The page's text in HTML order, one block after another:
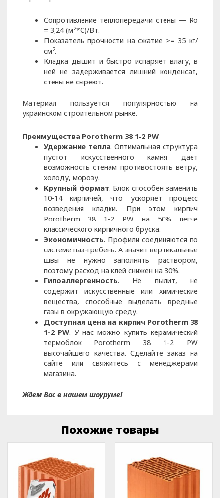
Сопротивление теплопередачи стены — Ro
= 3,24 (м2*С)/Вт.
Показатель прочности на сжатие >= 35 кг/
см2.
Кладка дышит и быстро испаряет влагу, в
ней не задерживается лишний конденсат,
стены не сыреют.
Материал пользуется популярностью на
украинском строительном рынке.
Преимущества Porotherm 38 1-2 PW
Удержание тепла. Оптимальная структура
пустот искусственного камня дает
возможность стенам противостоять ветру,
холоду, морозу.
Крупный формат. Блок способен заменить
10-14 кирпичей, что ускоряет процесс
возведения кладки. При этом кирпич
Porotherm 38 1-2 PW на 50% легче
классического кирпичного бруска.
Экономичность. Профили соединяются по
системе паз-гребень. А значит вертикальные
швы не нужно заполнять раствором,
поэтому расход на клей снижен на 30%.
Гипоаллергенность. Не пылит, не
содержит искусственные или химические
вещества, способные выделать вредные
газы в окружающую среду.
Доступная цена на кирпич Porotherm 38
1-2 PW. У нас можно купить керамический
термоблок Porotherm 38 1-2 PW
высочайшего качества. Сделайте заказ на
сайте или свяжитесь с менеджерами
магазина.
Ждем Вас в нашем шоуруме!
Похожие товары